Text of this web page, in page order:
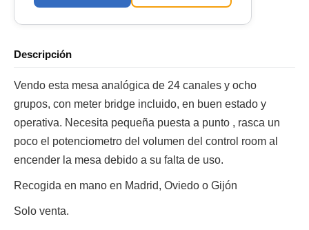
Descripción
Vendo esta mesa analógica de 24 canales y ocho
grupos, con meter bridge incluido, en buen estado y
operativa. Necesita pequeña puesta a punto , rasca un
poco el potenciometro del volumen del control room al
encender la mesa debido a su falta de uso.
Recogida en mano en Madrid, Oviedo o Gijón
Solo venta.